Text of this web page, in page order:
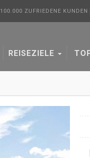
100.000 ZUFRIEDENE KUNDEN
REISEZIELE